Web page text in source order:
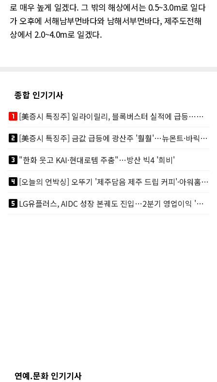
로 매우 높게 일겠다. 그 밖의 해상에서는 0.5~3.0m로 일다
가 오후에 서해남부먼바다와 남해서부먼바다, 제주도전해
상에서 2.0~4.0m로 일겠다.
종합 인기기사
looks_one
[美증시 특징주] 일라이릴리, 블록버스터 실적에 급등…마운자로 매출 폭발
looks_two
[美증시 특징주] 금값 급등에 광산주 '훨훨'…뉴몬트·바릭마이닝 주도
looks_3"한화 웃고 KAI·현대로템 주춤"…방산 빅4 '희비'
looks_4
[오늘의 언박싱] 오뚜기 '제주담음 제주 드립 커피'·아워홈 ‘갓석박지’ 外
looks_5
LG유플러스, AIDC 성장 본궤도 진입…2분기 영업이익 '역대 최대'
연예.문화 인기기사